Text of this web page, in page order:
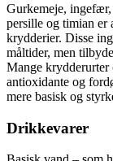
Gurkemeje,
persille og timian er
krydderier. Disse
måltider, men
Mange
antioxidante og
mere basisk og
Drikkevarer